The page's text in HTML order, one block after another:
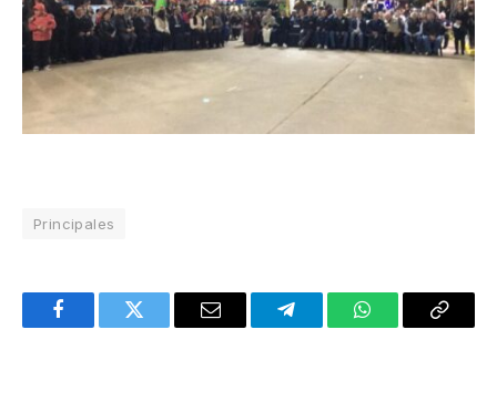
Principales
FacebookTwitter Email TelegramWhatsAppCopy